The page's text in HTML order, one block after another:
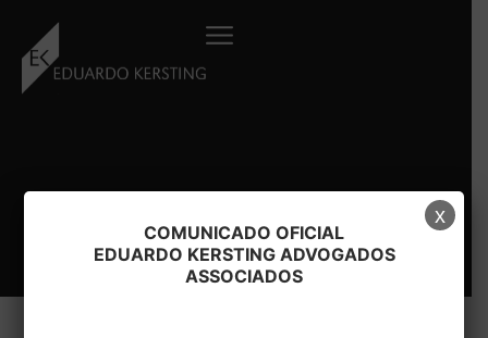
conteúdo
COMUNICADO OFICIAL
EDUARDO KERSTING ADVOGADOS
ASSOCIADOS
x